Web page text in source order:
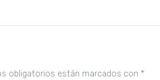
obligatorios están marcados con *